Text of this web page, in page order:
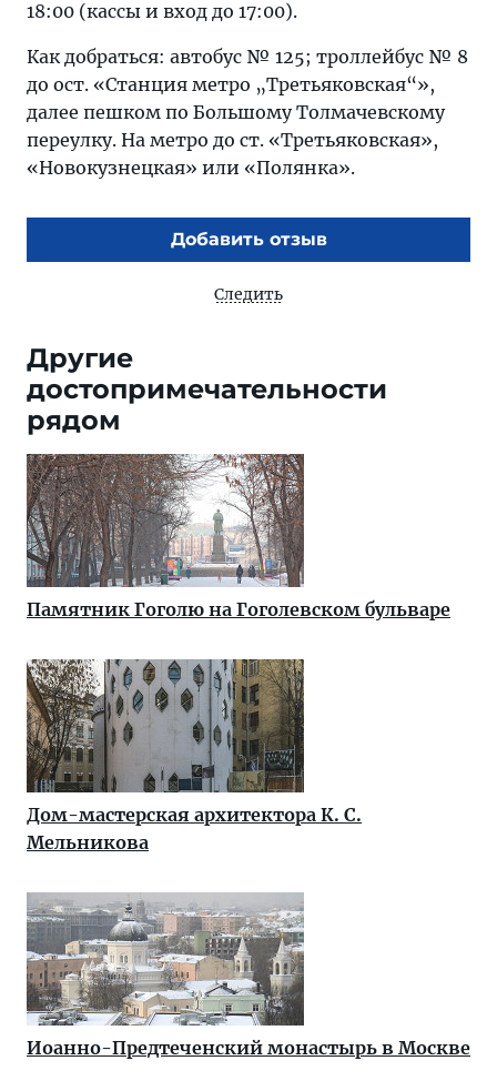
18:00 (кассы и вход до 17:00).
Как добраться: автобус № 125; троллейбус № 8
до ост. «Станция метро „Третьяковская“»,
далее пешком по Большому Толмачевскому
переулку. На метро до ст. «Третьяковская»,
«Новокузнецкая» или «Полянка».
Добавить отзыв
Следить
Другие
достопримечательности
рядом
Памятник Гоголю на Гоголевском бульваре
Дом-мастерская архитектора К. С.
Мельникова
Иоанно-Предтеченский монастырь в Москве